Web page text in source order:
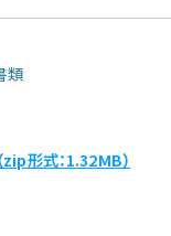
類
形式：1.32MB）